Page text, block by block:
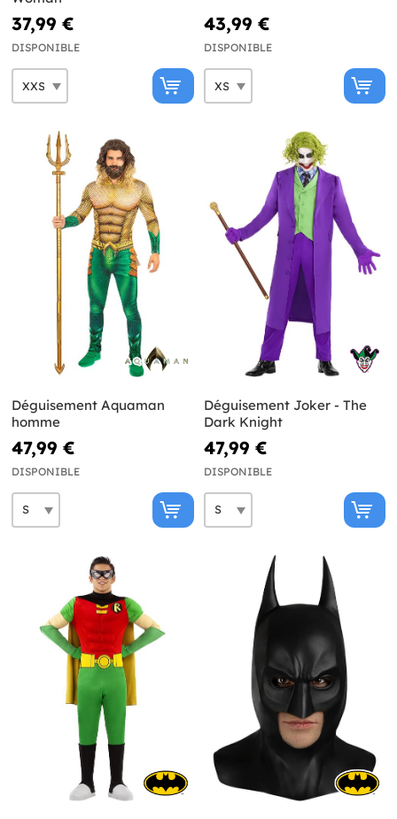
37,99 €
DISPONIBLE
43,99 €
DISPONIBLE
Déguisement Aquaman
homme
47,99 €
DISPONIBLE
Déguisement Joker - The
Dark Knight
47,99 €
DISPONIBLE